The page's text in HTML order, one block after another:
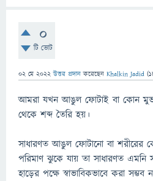
0
টি ভোট
02 মে 2022 উত্তর প্রদান করেছেন Khalkin Jadid (
আমরা যখন আঙুল ফোটাই বা কোন
থেকে শব্দ তৈরি হয়।
সাধারণত আঙুল ফোটানো বা শরীরের
পরিমাণ ঝুকে যায় তা সাধারণত
হাড়ের পক্ষে স্বাভাবিকভাবে করা